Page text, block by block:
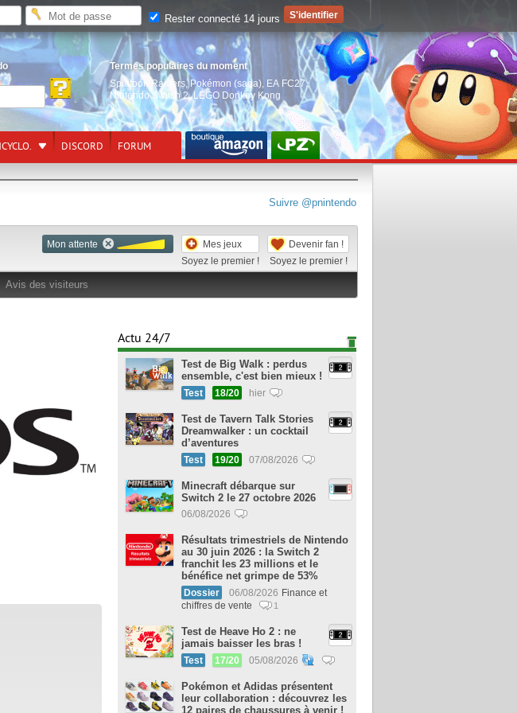
Termes populaires du moment
Splatoon Raiders, Pokémon (saga) EA FC27,
Nintendo Switch 2,LEGO Donkey Kong
DISCORD FORUM
Suivre @pnintendo
Mon attente
Mes jeux
Soyez le premier !
Devenir fan !
Soyez le premier !
Avis des visiteurs
Actu 24/7
Test de Big Walk : perdus
ensemble, c'est bien mieux !
Test 18/20 hier
Test de Tavern Talk Stories
Dreamwalker : un cocktail
d’aventures
Test 19/20 07/08/2026
Minecraft débarque sur
Switch 2 le 27 octobre 2026
06/08/2026
Résultats trimestriels de Nintendo
au 30 juin 2026 : la Switch 2
franchit les 23 millions et le
bénéfice net grimpe de 53%
Dossier 06/08/2026 Finance et
chiffres de vente
1
Test de Heave Ho 2 : ne
jamais baisser les bras !
Test 17/20 05/08/2026
Pokémon et Adidas présentent
leur collaboration : découvrez les
12 paires de chaussures à venir !
Rester connecté 14 jours